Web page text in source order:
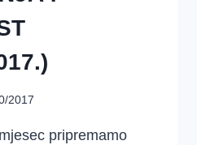
2017
pripremamo